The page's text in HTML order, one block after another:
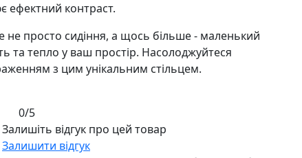
ефектний контраст.
не просто сидіння, а щось більше - маленький
та тепло у ваш простір. Насолоджуйтеся
з цим унікальним стільцем.
0/5
Залишіть відгук про цей товар
Залишити відгук